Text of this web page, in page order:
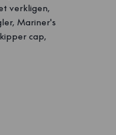
verkligen,
Mariner's
cap,